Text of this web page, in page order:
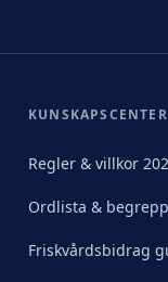
KUNSKAPSCENTER
Regler & villkor
Ordlista & begrepp
Friskvårdsbidrag